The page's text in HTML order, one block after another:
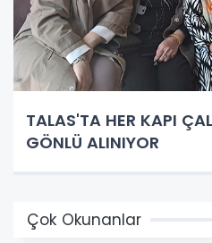
TALAS'TA HER KAPI
GÖNLÜ ALINIYOR
Çok Okunanlar